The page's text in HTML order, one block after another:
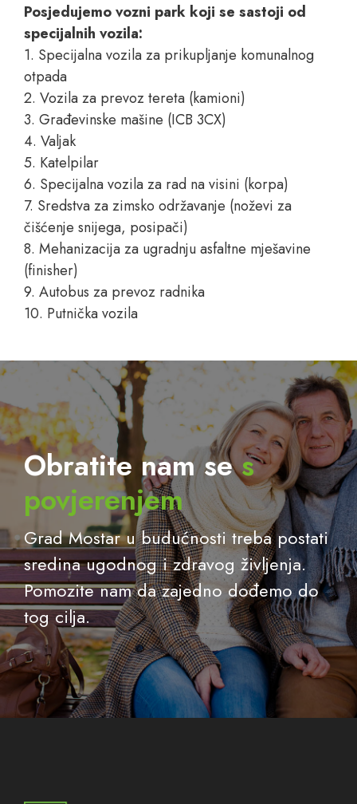
Posjedujemo vozni park koji se sastoji od
specijalnih vozila:
1. Specijalna vozila za prikupljanje komunalnog
otpada
2. Vozila za prevoz tereta (kamioni)
3. Građevinske mašine (ICB 3CX)
4. Valjak
5. Katelpilar
6. Specijalna vozila za rad na visini (korpa)
7. Sredstva za zimsko održavanje (noževi za
čišćenje snijega, posipači)
8. Mehanizacija za ugradnju asfaltne mješavine
(finisher)
9. Autobus za prevoz radnika
10. Putnička vozila
Obratite nam ses
povjerenjem
Grad Mostar u budućnosti treba postati
sredina ugodnog i zdravog življenja.
Pomozite nam da zajedno dođemo do
tog cilja.